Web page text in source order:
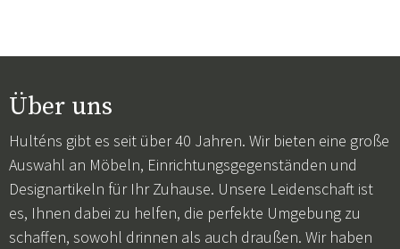
Über uns
Hulténs gibt es seit über 40 Jahren. Wir bieten eine große
Auswahl an Möbeln, Einrichtungsgegenständen und
Designartikeln für Ihr Zuhause. Unsere Leidenschaft ist
es, Ihnen dabei zu helfen, die perfekte Umgebung zu
schaffen, sowohl drinnen als auch draußen. Wir haben